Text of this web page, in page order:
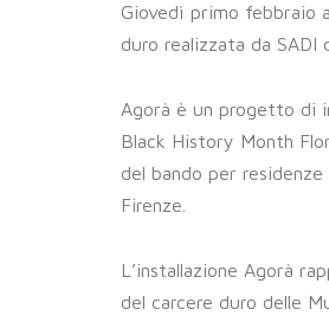
Giovedì primo febbraio
duro realizzata da SADI
Agorà è un progetto di
Black History Month
del bando per
Firenze.
L’installazione Agorà
del carcere duro delle